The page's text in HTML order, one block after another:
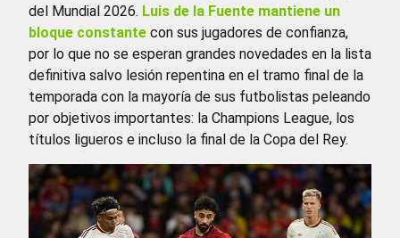
del Mundial 2026. Luis de la Fuente mantiene un
bloque constante con sus jugadores de confianza,
por lo que no se esperan grandes novedades en la lista
definitiva salvo lesión repentina en el tramo final de la
temporada con la mayoría de sus futbolistas peleando
por objetivos importantes: la Champions League, los
títulos ligueros e incluso la final de la Copa del Rey.